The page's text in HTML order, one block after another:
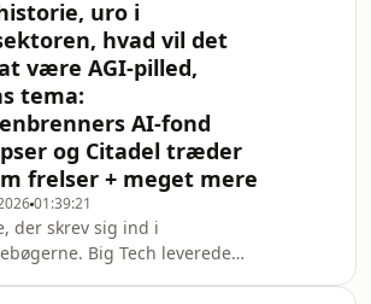
uro i
hvad vil det
være AGI-pilled,
tema:
AI-fond
og Citadel træder
frelser + meget mere
01:39:21
der skrev sig ind i
Big Tech leverede